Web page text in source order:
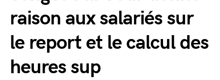
raison aux salariés sur
le report et le calcul des
heures sup